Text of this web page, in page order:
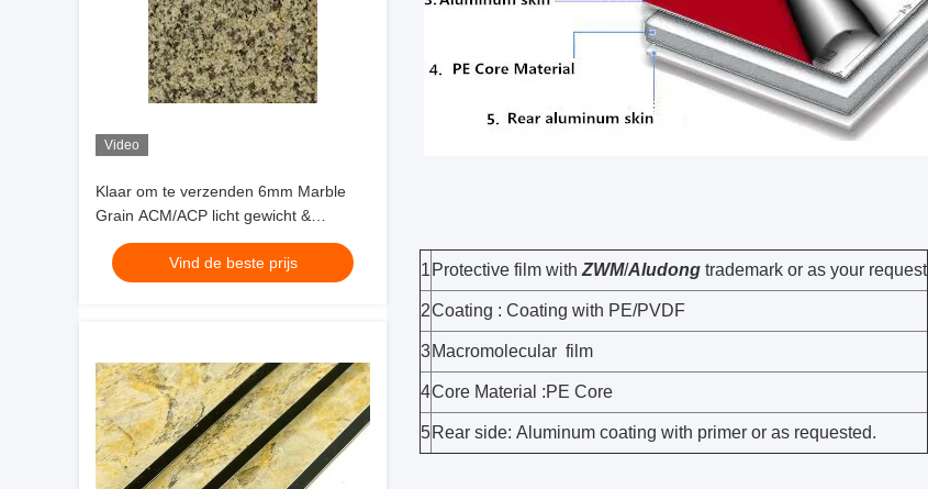
Video
Klaar om te verzenden 6mm Marble
Grain ACM/ACP licht gewicht &
duurzaamheid, PE coating, voor
restaurant & club muur
groothandelsprijs
Vind de beste prijs 1 Protective film with ZWM/Aludong trademark or as your request
2Coating : Coating with PE/PVDF
3Macromolecular film
4Core Material :PE Core
5Rear side: Aluminum coating with primer or as requested.